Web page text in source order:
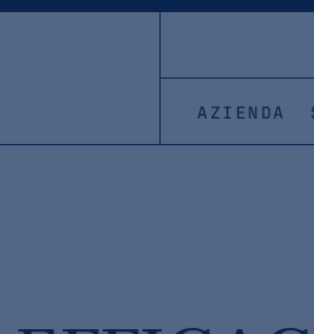
AZIENDA